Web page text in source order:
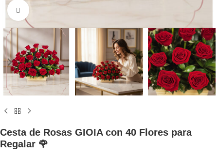
Cesta de Rosas GIOIA con 40 Flores para
Regalar 🌹